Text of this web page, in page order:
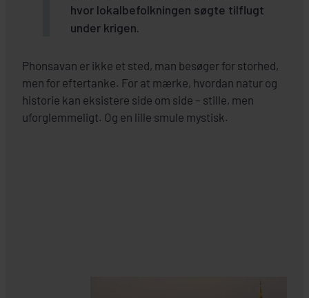
hvor lokalbefolkningen søgte tilflugt
under krigen.
Phonsavan er ikke et sted, man besøger for storhed,
men for eftertanke. For at mærke, hvordan natur og
historie kan eksistere side om side – stille, men
uforglemmeligt. Og en lille smule mystisk.